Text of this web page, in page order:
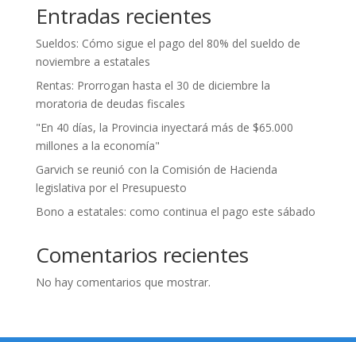
Entradas recientes
Sueldos: Cómo sigue el pago del 80% del sueldo de
noviembre a estatales
Rentas: Prorrogan hasta el 30 de diciembre la
moratoria de deudas fiscales
"En 40 días, la Provincia inyectará más de $65.000
millones a la economía"
Garvich se reunió con la Comisión de Hacienda
legislativa por el Presupuesto
Bono a estatales: como continua el pago este sábado
Comentarios recientes
No hay comentarios que mostrar.